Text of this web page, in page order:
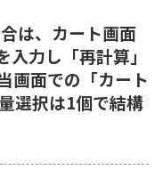
は、カート画面
力し「再計算」
画面での「カート
選択は1個で結構